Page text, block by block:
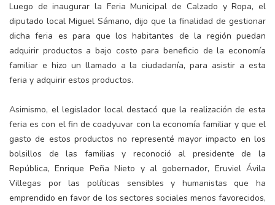
Luego de inaugurar la Feria Municipal de Calzado y Ropa, el
diputado local Miguel Sámano, dijo que la finalidad de gestionar
dicha feria es para que los habitantes de la región puedan
adquirir productos a bajo costo para beneficio de la economía
familiar e hizo un llamado a la ciudadanía, para asistir a esta
feria y adquirir estos productos.
Asimismo, el legislador local destacó que la realización de esta
feria es con el fin de coadyuvar con la economía familiar y que el
gasto de estos productos no representé mayor impacto en los
bolsillos de las familias y reconoció al presidente de la
República, Enrique Peña Nieto y al gobernador, Eruviel Ávila
Villegas por las políticas sensibles y humanistas que ha
emprendido en favor de los sectores sociales menos favorecidos,